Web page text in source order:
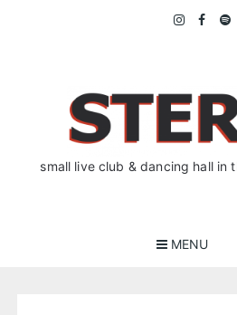
small live club & dancing hall in
MENU